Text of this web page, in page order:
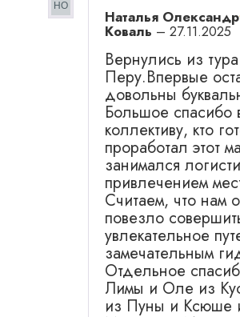
Наталья Олександр
Коваль – 27.11.2025
Вернулись из
Перу.Впервые
довольны
Большое спасибо
коллективу, кто
проработал этот
занимался
привлечением
Считаем, что нам
повезло
увлекательное
замечательным
Отдельное
Лимы и Оле из
из Пуны и Ксюше